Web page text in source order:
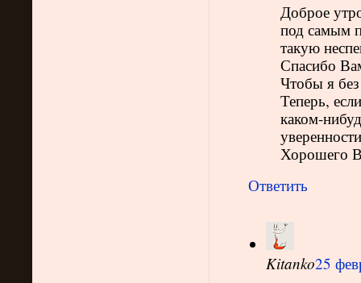
Доброе
под самым
такую
Спасибо
Чтобы я
Теперь,
каком-
Хорошего
Ответить
Kitanko25